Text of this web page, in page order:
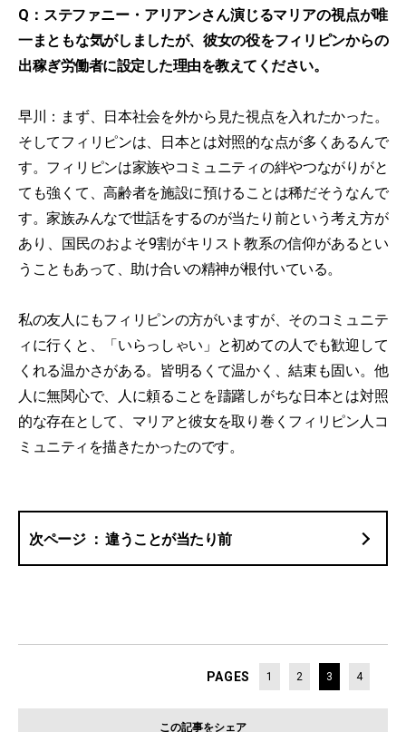
Q：ステファニー・アリアンさん演じるマリアの視点が唯
一まともな気がしましたが、彼女の役をフィリピンからの
出稼ぎ労働者に設定した理由を教えてください。
早川：まず、日本社会を外から見た視点を入れたかった。
そしてフィリピンは、日本とは対照的な点が多くあるんで
す。フィリピンは家族やコミュニティの絆やつながりがと
ても強くて、高齢者を施設に預けることは稀だそうなんで
す。家族みんなで世話をするのが当たり前という考え方が
あり、国民のおよそ9割がキリスト教系の信仰があるとい
うこともあって、助け合いの精神が根付いている。
私の友人にもフィリピンの方がいますが、そのコミュニテ
ィに行くと、「いらっしゃい」と初めての人でも歓迎して
くれる温かさがある。皆明るくて温かく、結束も固い。他
人に無関心で、人に頼ることを躊躇しがちな日本とは対照
的な存在として、マリアと彼女を取り巻くフィリピン人コ
ミュニティを描きたかったのです。
違うことが当たり前
PAGES 1 2 3 4
この記事をシェア